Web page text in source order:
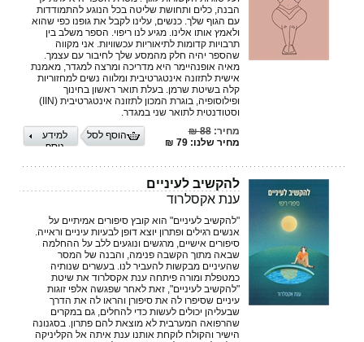
הבנה, כלים ותחושת שליטה בכל הנוגע להתמודדות
עם הגוף שלך. כנשים, עלינו לקבל את גופנו כפי שהוא
ולאמץ אותו אלינו. מגיע לנו ריפוי. הספר משלב בין
תרבויות קדומות לתיאוריות עכשוויות. אני מקווה
שהספר יהיה חלק מהמסע שלך לחיבור עם עצמך.
מאיה אופנהיימר היא מדריכה ומרצה למגדר, מאמנת
אישית לתזונה אינטגרטיבית ומלווה נשים למחזוריות
קלה בשיטת שרמן. בעלת תואר ראשון בחינוך
ופילוסופיה, בוגרת המכון לתזונה אינטגרטיבית (IIN)
וסטודנטית לתואר שני במגדר.
מחיר:88 ₪
מחיר שלנו: 79 ₪
למידע
נוסף
הוסף לסל
להקשיב לעיניים
ענת אקסלרוד
"להקשיב לעיניים" הוא קובץ סיפורים אמיתיים על
אנשים רגילים ופתרון יוצא דופן לבעיות עיניים וראייה.
סיפורים אישיים, מרגשים ונוגעים ללב על ההחלמה
שבאה מתוך הקשבה פנימה, והבנה של המסר
שהעיניים מבקשות להעביר לנו. בעשרים שנותיה
כמטפלת ומורה פיתחה ענת אקסלרוד את שיטת
"להקשיב לעיניים", זאת לאחר שפגשה אלפי זוגות
עיניים שסיפרו לה את סיפורן והראו לה את הדרך
שבעליהן יכולים לעשות כדי להחלים, גם במקרים
שהרפואה המערבית לא מוצאת להם פתרון. בסגנונה
הישיר והקולח לוקחת אותנו ענת איתה אל הקליניקה